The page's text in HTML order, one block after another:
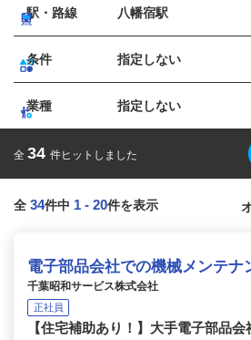
駅・路線 八幡宿駅
条件 指定しない
業種 指定しない
全 34 件ヒットしました
全 34件中 1 - 20件を表示
電子部品会社での機械メンテナ
千葉昭和サービス株式会社
正社員
【住宅補助あり！】大手電子部品